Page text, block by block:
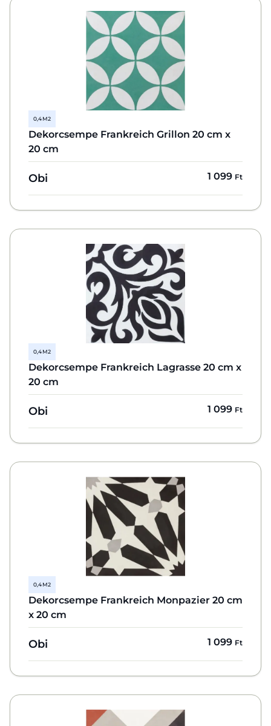
0,4 M2
Dekorcsempe Frankreich Grillon 20 cm x
20 cm
Obi 1 099 Ft
0,4 M2
Dekorcsempe Frankreich Lagrasse 20 cm x
20 cm
Obi 1 099 Ft
0,4 M2
Dekorcsempe Frankreich Monpazier 20 cm
x 20 cm
Obi 1 099 Ft